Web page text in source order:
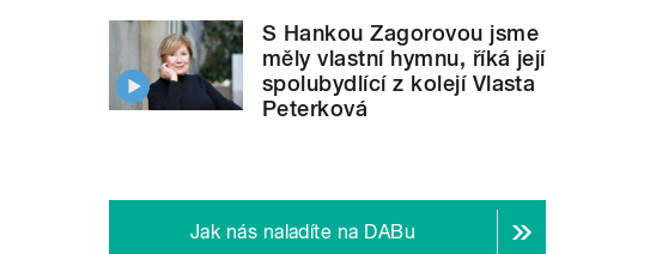
S Hankou Zagorovou jsme
měly vlastní hymnu, říká její
spolubydlící z kolejí Vlasta
Peterková
Jak nás naladíte na DABu